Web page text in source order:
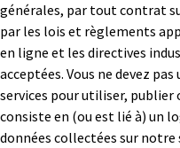
générales, par tout contrat
par les lois et règlements
en ligne et les directives
acceptées. Vous ne devez
services pour utiliser,
consiste en (ou est lié à) un
données collectées sur